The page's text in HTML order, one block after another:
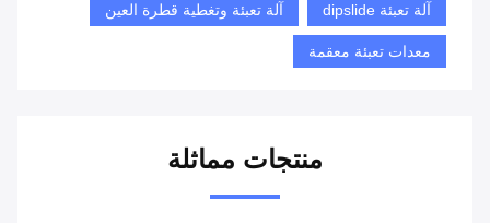
آلة تعبئة dipslide آلة تعبئة وتغطية قطرة العين
معدات تعبئة معقمة
منتجات مماثلة